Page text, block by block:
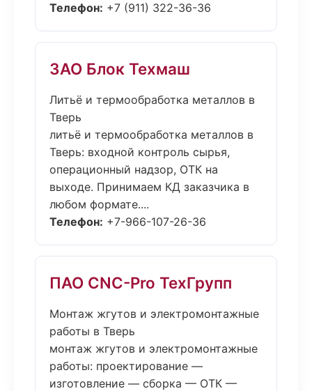
Телефон: +7 (911) 322-36-36
ЗАО Блок Техмаш
Литьё и термообработка металлов в
Тверь
литьё и термообработка металлов в
Тверь: входной контроль сырья,
операционный надзор, ОТК на
выходе. Принимаем КД заказчика в
любом формате....
Телефон: +7-966-107-26-36
ПАО CNC-Pro ТехГрупп
Монтаж жгутов и электромонтажные
работы в Тверь
монтаж жгутов и электромонтажные
работы: проектирование —
изготовление — сборка — ОТК —